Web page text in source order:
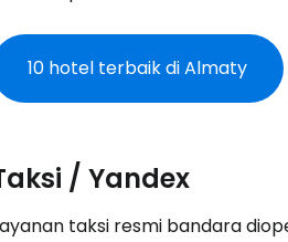
10 hotel terbaik di Almaty
/ Yandex
taksi resmi bandara